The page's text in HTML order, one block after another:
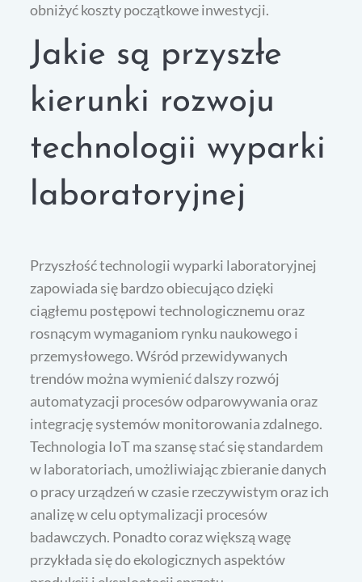
obniżyć koszty początkowe inwestycji.
Jakie są przyszłe
kierunki rozwoju
technologii wyparki
laboratoryjnej
Przyszłość technologii wyparki laboratoryjnej
zapowiada się bardzo obiecująco dzięki
ciągłemu postępowi technologicznemu oraz
rosnącym wymaganiom rynku naukowego i
przemysłowego. Wśród przewidywanych
trendów można wymienić dalszy rozwój
automatyzacji procesów odparowywania oraz
integrację systemów monitorowania zdalnego.
Technologia IoT ma szansę stać się standardem
w laboratoriach, umożliwiając zbieranie danych
o pracy urządzeń w czasie rzeczywistym oraz ich
analizę w celu optymalizacji procesów
badawczych. Ponadto coraz większą wagę
przykłada się do ekologicznych aspektów